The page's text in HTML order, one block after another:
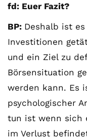
fd: Euer Fazit?
BP: Deshalb ist
Investitionen
und ein Ziel zu
Börsensituation
werden kann. Es
psychologischer
tun ist wenn sich
im Verlust
Mit
dem
Lade
n
des
Vide
os
akze
ptier